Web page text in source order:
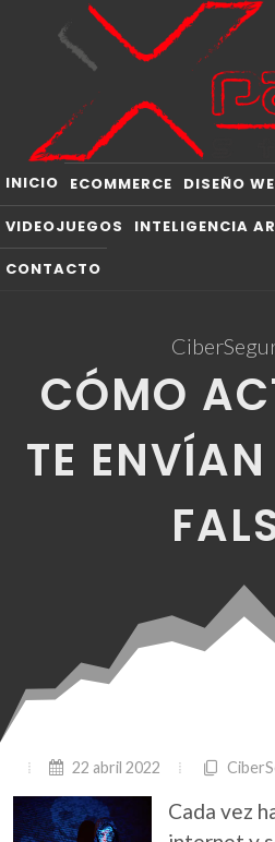
INICIO ECOMMERCE DISEÑO
VIDEOJUEGOS INTELIGENCIA
CONTACTO
CÓMO
TE
22 abril 2022
Cada vez